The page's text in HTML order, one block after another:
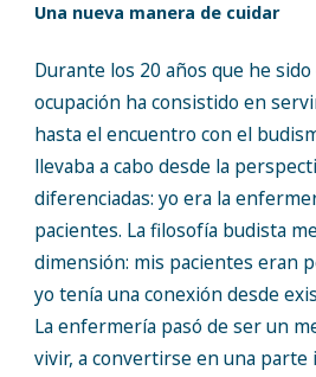
Una nueva manera de cuidar
Durante los 20 años que he
ocupación ha consistido en
hasta el encuentro con el
llevaba a cabo desde la
diferenciadas: yo era la
pacientes. La filosofía budista
dimensión: mis pacientes eran
yo tenía una conexión desde
La enfermería pasó de ser un
vivir, a convertirse en una